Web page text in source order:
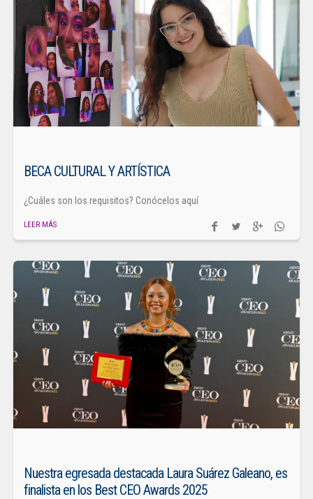
BECA CULTURAL Y ARTÍSTICA
¿Cuáles son los requisitos? Conócelos aquí
LEER MÁS
Nuestra egresada destacada Laura Suárez Galeano, es
finalista en los Best CEO Awards 2025